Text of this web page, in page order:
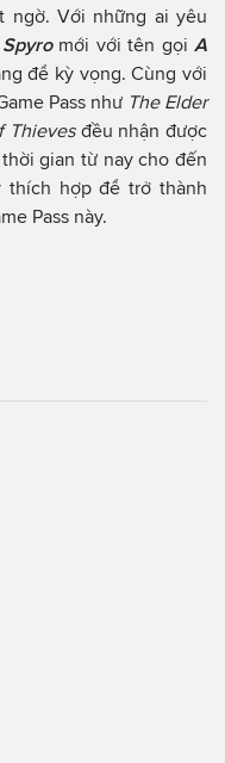
ngờ. Với những ai yêu
Spyromới với tên gọiA
để kỳ vọng. Cùng với
Pass như The Elder
Thievesđều nhận được
gian từ nay cho đến
thích hợp để trở thành
Pass này.